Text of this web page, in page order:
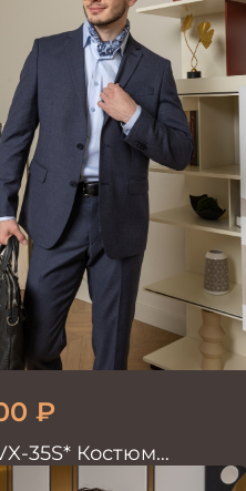
₽
35S* Костюм
двойка